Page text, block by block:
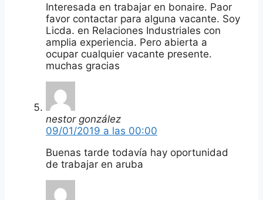
Interesada en trabajar en bonaire. Paor
favor contactar para alguna vacante. Soy
Licda. en Relaciones Industriales con
amplia experiencia. Pero abierta a
ocupar cualquier vacante presente.
muchas gracias
nestor gonzález
09/01/2019 a las 00:00
Buenas tarde todavía hay oportunidad
de trabajar en aruba